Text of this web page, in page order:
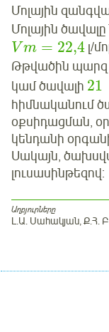
Մոլային
Մոլային
V m = 22,4 լ/
Թթվածին պարզ
կամ ծավալի 21
հիմնականում
օքսիդացման,
կենդանի
Սակայն,
լուսասինթեզով:
Աղբյուրները
Լ.Ա. Սահակյան, Ք.Հ.